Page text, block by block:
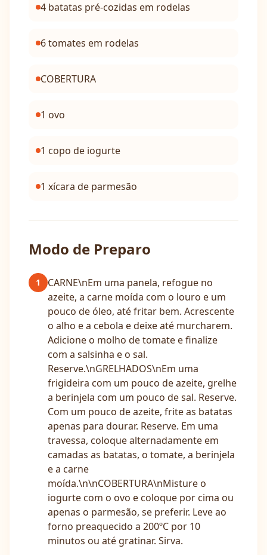
4 batatas pré-cozidas em rodelas
6 tomates em rodelas
COBERTURA
1 ovo
1 copo de iogurte
1 xícara de parmesão
Modo de Preparo
1
CARNE\nEm uma panela, refogue no
azeite, a carne moída com o louro e um
pouco de óleo, até fritar bem. Acrescente
o alho e a cebola e deixe até murcharem.
Adicione o molho de tomate e finalize
com a salsinha e o sal.
Reserve.\nGRELHADOS\nEm uma
frigideira com um pouco de azeite, grelhe
a berinjela com um pouco de sal. Reserve.
Com um pouco de azeite, frite as batatas
apenas para dourar. Reserve. Em uma
travessa, coloque alternadamente em
camadas as batatas, o tomate, a berinjela
e a carne
moída.\n\nCOBERTURA\nMisture o
iogurte com o ovo e coloque por cima ou
apenas o parmesão, se preferir. Leve ao
forno preaquecido a 200ºC por 10
minutos ou até gratinar. Sirva.